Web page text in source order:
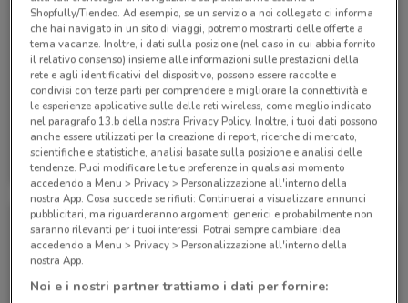
Alpitour
Scade il 31/10 236 m
Alpitour
Scade il 31/10
Shopfully/Tiendeo. Ad esempio, se un servizio a noi collegato ci informa
che hai navigato in un sito di viaggi, potremo mostrarti delle offerte a
tema vacanze. Inoltre, i dati sulla posizione (nel caso in cui abbia fornito
il relativo consenso) insieme alle informazioni sulle prestazioni della
rete e agli identificativi del dispositivo, possono essere raccolte e
condivisi con terze parti per comprendere e migliorare la connettività e
le esperienze applicative sulle delle reti wireless, come meglio indicato
nel paragrafo 13.b della nostra Privacy Policy. Inoltre, i tuoi dati possono
anche essere utilizzati per la creazione di report, ricerche di mercato,
scientifiche e statistiche, analisi basate sulla posizione e analisi delle
tendenze. Puoi modificare le tue preferenze in qualsiasi momento
accedendo a Menu > Privacy > Personalizzazione all'interno della
nostra App. Cosa succede se rifiuti: Continuerai a visualizzare annunci
pubblicitari, ma riguarderanno argomenti generici e probabilmente non
saranno rilevanti per i tuoi interessi. Potrai sempre cambiare idea
accedendo a Menu > Privacy > Personalizzazione all'interno della
nostra App.
Noi e i nostri partner trattiamo i dati per fornire: